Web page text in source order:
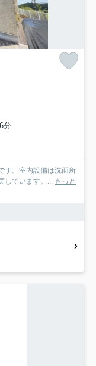
分
す。室内設備は洗面所
しています。... もっと